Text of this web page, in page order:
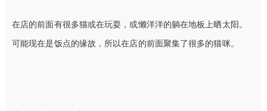
在店的前面有很多猫或在玩耍，或懒洋洋的躺在地板上晒太阳。
可能现在是饭点的缘故，所以在店的前面聚集了很多的猫咪。